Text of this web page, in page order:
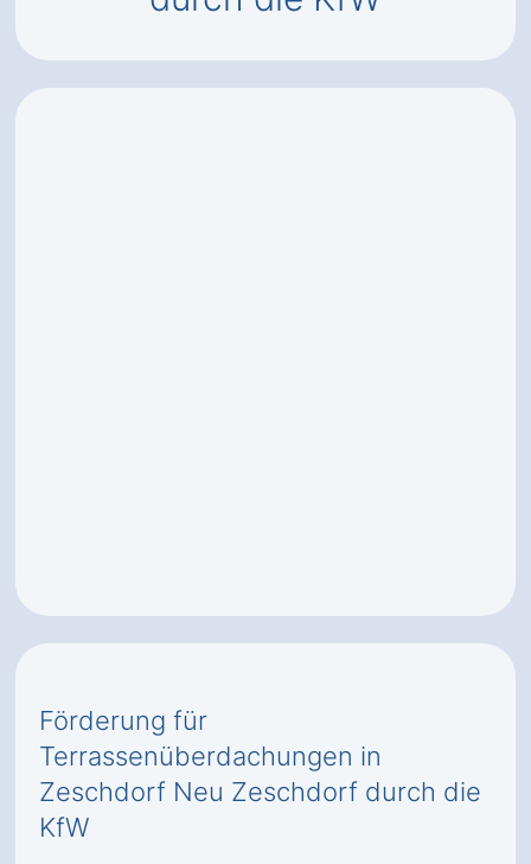
Förderung für
Terrassenüberdachungen in
Zeschdorf Neu Zeschdorf durch die
KfW